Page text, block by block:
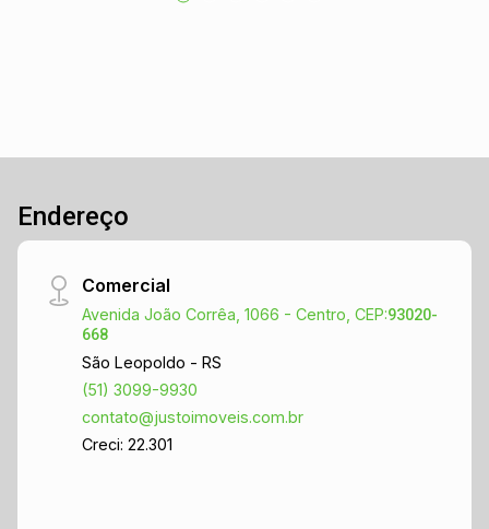
Endereço
Comercial
Avenida João Corrêa, 1066 - Centro, CEP:93020-
668
São Leopoldo - RS
(51) 3099-9930
contato@justoimoveis.com.br
Creci: 22.301